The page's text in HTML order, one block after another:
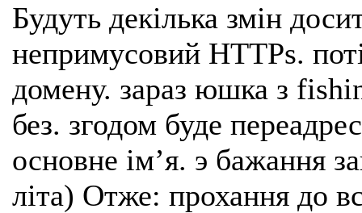
Будуть декілька змін
непримусовий HTTPs.
домену. зараз юшка з
без. згодом буде
основне імʼя. э бажання
літа) Отже: прохання до